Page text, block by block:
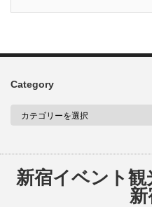
Category
新宿イベント観
新